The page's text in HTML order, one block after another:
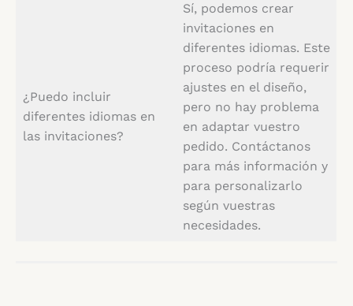
¿Puedo incluir
diferentes idiomas en
las invitaciones?
Sí, podemos crear
invitaciones en
diferentes idiomas. Este
proceso podría requerir
ajustes en el diseño,
pero no hay problema
en adaptar vuestro
pedido. Contáctanos
para más información y
para personalizarlo
según vuestras
necesidades.